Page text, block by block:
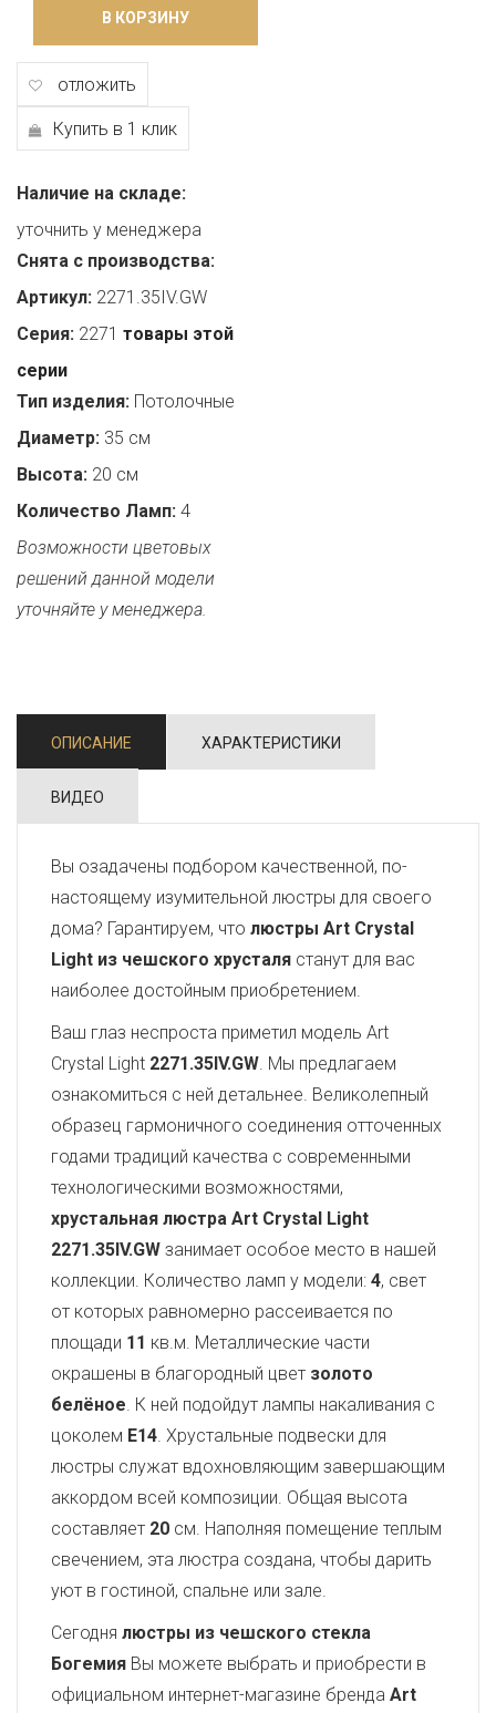
В КОРЗИНУ
отложить
Купить в 1 клик
Наличие на складе:
уточнить у менеджера
Снята с производства:
Артикул: 2271.35IV.GW
Серия: 2271 товары этой
серии
Тип изделия: Потолочные
Диаметр: 35 см
Высота: 20 см
Количество Ламп: 4
Возможности цветовых
решений данной модели
уточняйте у менеджера.
ОПИСАНИЕ ХАРАКТЕРИСТИКИ
ВИДЕО
Вы озадачены подбором качественной, по-
настоящему изумительной люстры для своего
дома? Гарантируем, что люстры Art Crystal
Light из чешского хрусталя станут для вас
наиболее достойным приобретением.
Ваш глаз неспроста приметил модель Art
Crystal Light 2271.35IV.GW. Мы предлагаем
ознакомиться с ней детальнее. Великолепный
образец гармоничного соединения отточенных
годами традиций качества с современными
технологическими возможностями,
хрустальная люстра Art Crystal Light
2271.35IV.GW занимает особое место в нашей
коллекции. Количество ламп у модели: 4, свет
от которых равномерно рассеивается по
площади 11 кв.м. Металлические части
окрашены в благородный цвет золото
белёное. К ней подойдут лампы накаливания с
цоколем E14. Хрустальные подвески для
люстры служат вдохновляющим завершающим
аккордом всей композиции. Общая высота
составляет 20 см. Наполняя помещение теплым
свечением, эта люстра создана, чтобы дарить
уют в гостиной, спальне или зале.
Сегодня люстры из чешского стекла
Богемия Вы можете выбрать и приобрести в
официальном интернет-магазине бренда Art